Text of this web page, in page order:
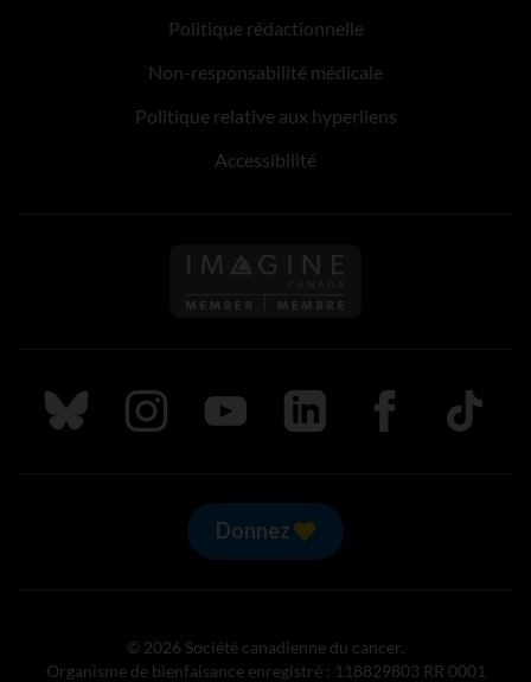
Politique rédactionnelle
Non-responsabilité médicale
Politique relative aux hyperliens
Accessibilité
Suivez nous sur Bluesky
Suivez nous sur Instagram
Suivez nous sur Youtube
Suivez nous sur LinkedIn
Suivez nous sur
TikTok
Donnez
© 2026 Société canadienne du cancer.
Organisme de bienfaisance enregistré : 118829803 RR 0001